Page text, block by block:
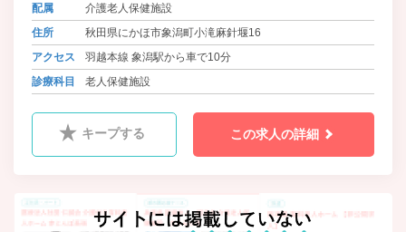
配属
介護老人保健施設
住所
秋田県にかほ市象潟町小滝麻針堰16
アクセス
羽越本線 象潟駅から車で10分
診療科目
老人保健施設
キープする この求人の詳細